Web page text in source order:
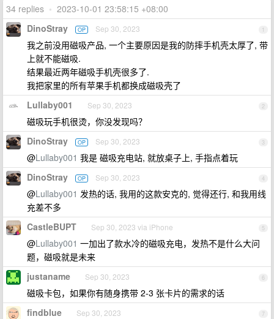
34 replies • 2023-10-01 23:58:15 +08:00
1
DinoStray OP Sep 30, 2023
我之前没用磁吸产品, 一个主要原因是我的防摔手机壳太厚了, 带
上就不能磁吸.
结果最近两年磁吸手机壳很多了.
我把家里的所有苹果手机都换成磁吸壳了
2
Lullaby001 Sep 30, 2023
磁吸玩手机很烫，你没发现吗？
3
DinoStray OP Sep 30, 2023
@Lullaby001 我是 磁吸充电站, 就放桌子上, 手指点着玩
4
DinoStray OP Sep 30, 2023
@Lullaby001 发热的话, 我用的这款安克的, 觉得还行, 和我用线
充差不多
5
CastleBUPT Sep 30, 2023 via iPhone
@Lullaby001 一加出了款水冷的磁吸充电，发热不是什么大问
题，磁吸就是未来
6
justaname Sep 30, 2023
磁吸卡包，如果你有随身携带 2-3 张卡片的需求的话
7
findblue Sep 30, 2023